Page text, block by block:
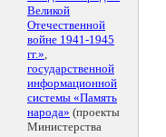
Великой
Отечественной
войне 1941-1945
гг.»,
государственной
информационной
системы «Память
народа» (проекты
Министерства